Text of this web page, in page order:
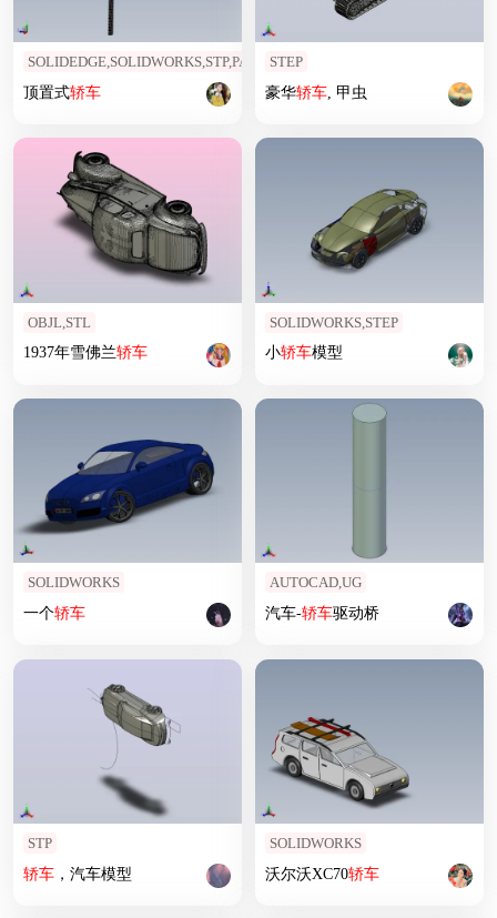
SOLIDEDGE,SOLIDWORKS,STP,PARASOLID
顶置式轿车
STEP
豪华轿车, 甲虫
OBJL,STL
1937年雪佛兰轿车
SOLIDWORKS,STEP
小轿车模型
SOLIDWORKS
一个轿车
AUTOCAD,UG
汽车-轿车驱动桥
STP
轿车，汽车模型
SOLIDWORKS
沃尔沃XC70轿车